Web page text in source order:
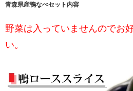
青森県産鴨なべセット内容
野菜は入っていませんのでお
い。